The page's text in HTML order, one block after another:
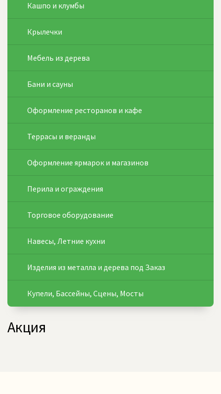
Кашпо и клумбы
Крылечки
Мебель из дерева
Бани и сауны
Оформление ресторанов и кафе
Террасы и веранды
Оформление ярмарок и магазинов
Перила и ограждения
Торговое оборудование
Навесы, Летние кухни
Изделия из металла и дерева под Заказ
Купели, Бассейны, Сцены, Мосты
Акция